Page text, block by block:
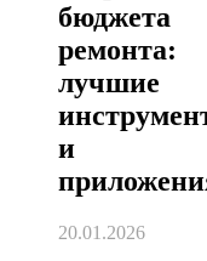
бюджета
ремонта:
лучшие
и
20.01.2026